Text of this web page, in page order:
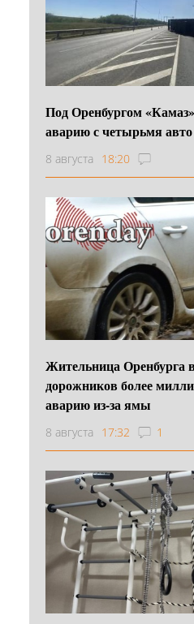
Под Оренбургом
аварию с четырьмя авто
8 августа 18:20
Жительница Оренбурга
дорожников более
аварию из-за ямы
8 августа 17:32 1